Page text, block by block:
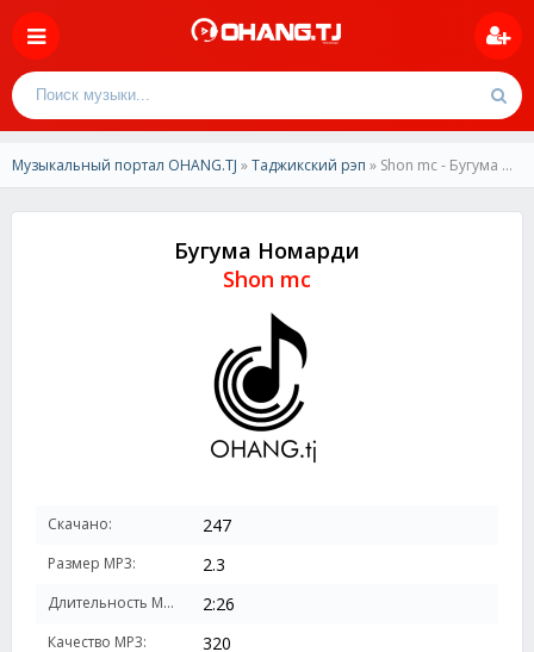
Музыкальный портал OHANG.TJ »Таджикский рэп » Shon mc - Бугума Номарди
Бугума Номарди
Shon mc
Скачано: 247
Размер MP3: 2.3
Длительность MP3: 2:26
Качество MP3: 320